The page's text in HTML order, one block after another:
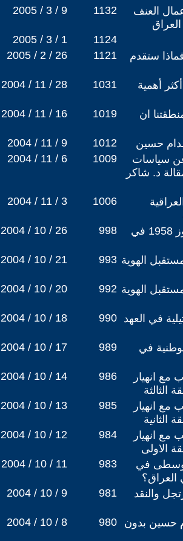
2005 / 3 / 9 1132
العنف
العراق
2005 / 3 / 1 1124
2005 / 2 / 26 1121
ستقدم
2004 / 11 / 28 1031 أهمية
2004 / 11 / 16 1019
ان
2004 / 11 / 9 1012 حسين
2004 / 11 / 6 1009
سياسات
د. شاكر
2004 / 11 / 3 1006
2004 / 10 / 26 998
نحو اعادة تقييم انقلاب 14 تموز 1958 في
2004 / 10 / 21 993 الهوية
2004 / 10 / 20 992 الهوية
2004 / 10 / 18 990 في العهد
2004 / 10 / 17 989
في
2004 / 10 / 14 986
مع انهيار
الثالثة
2004 / 10 / 13 985
مع انهيار
الثانية
2004 / 10 / 12 984
مع انهيار
الاولى
2004 / 10 / 11 983
الوسطى في
العراق؟
2004 / 10 / 9 981
والنقد
2004 / 10 / 8 980
حسين بدون